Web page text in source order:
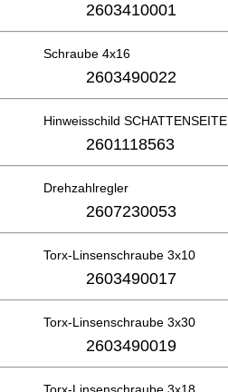
2603410001
Schraube 4x16
2603490022
Hinweisschild SCHATTENSEITE
2601118563
Drehzahlregler
2607230053
Torx-Linsenschraube 3x10
2603490017
Torx-Linsenschraube 3x30
2603490019